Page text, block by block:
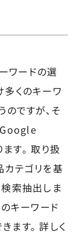
ワードの選
くのキーワ
のですが、そ
Google
す。 取り扱
カテゴリを基
索抽出しま
キーワード
ます。 詳しく